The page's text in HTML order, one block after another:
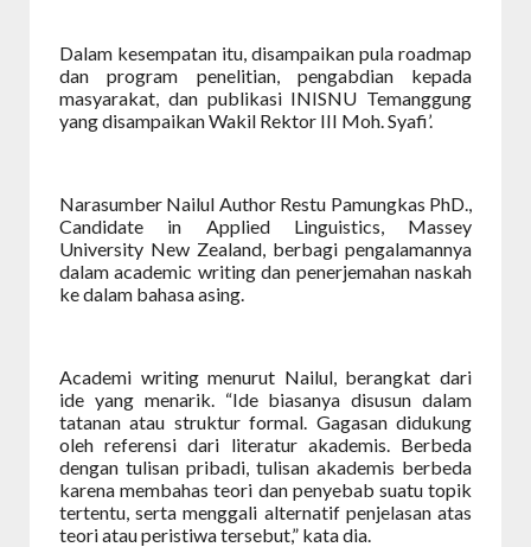
Dalam kesempatan itu, disampaikan pula roadmap
dan program penelitian, pengabdian kepada
masyarakat, dan publikasi INISNU Temanggung
yang disampaikan Wakil Rektor III Moh. Syafi’.
Narasumber Nailul Author Restu Pamungkas PhD.,
Candidate in Applied Linguistics, Massey
University New Zealand, berbagi pengalamannya
dalam academic writing dan penerjemahan naskah
ke dalam bahasa asing.
Academi writing menurut Nailul, berangkat dari
ide yang menarik. “Ide biasanya disusun dalam
tatanan atau struktur formal. Gagasan didukung
oleh referensi dari literatur akademis. Berbeda
dengan tulisan pribadi, tulisan akademis berbeda
karena membahas teori dan penyebab suatu topik
tertentu, serta menggali alternatif penjelasan atas
teori atau peristiwa tersebut,” kata dia.